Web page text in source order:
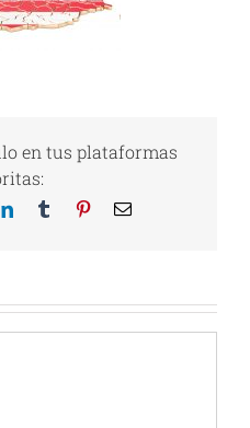
en tus plataformas
LinkedInTumblr PinterestEmail